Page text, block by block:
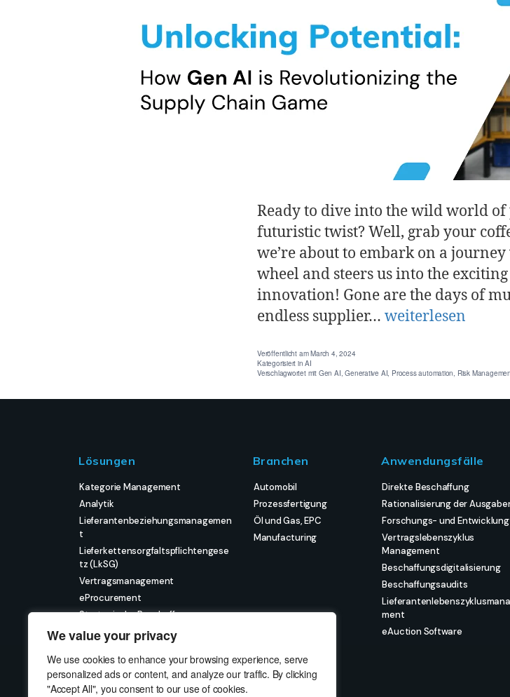
We value your privacy
We use cookies to enhance your browsing experience, serve
personalized ads or content, and analyze our traffic. By clicking
"Accept All", you consent to our use of cookies.
Ready to dive into the wild world
futuristic twist? Well, grab your
we’re about to embark on a
wheel and steers us into the
innovation! Gone are the days of
endless supplier… weiterlesen
Veröffentlicht amMarch 4, 2024
Kategorisiert inAI
Verschlagwortet mit Gen AI,Generative AI, Process automation, Risk
Lösungen
Kategorie Management
Analytik
Lieferantenbeziehungsmanagemen
t
Lieferkettensorgfaltspflichtengese
tz (LkSG)
Vertragsmanagement
eProcurement
Strategische Beschaffung
Strategisches Projektmanagement
Branchen
Automobil
Prozessfertigung
Öl und Gas, EPC
Manufacturing
Anwendungsfälle
Direkte Beschaffung
Rationalisierung der
Forschungs- und Entwicklung
Vertragslebenszyklus
Management
Beschaffungsdigitalisierung
Beschaffungsaudits
ment
eAuction Software